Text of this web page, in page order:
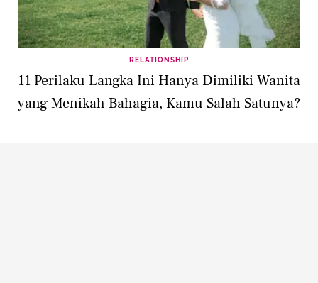
RELATIONSHIP
11 Perilaku Langka Ini Hanya Dimiliki Wanita
yang Menikah Bahagia, Kamu Salah Satunya?